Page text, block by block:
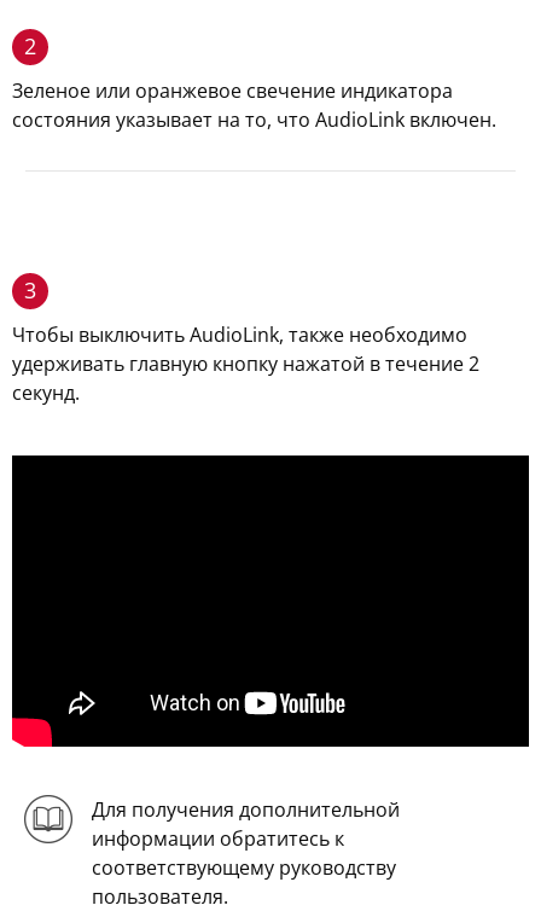
2
Зеленое или оранжевое свечение индикатора
состояния указывает на то, что AudioLink включен.
3
Чтобы выключить AudioLink, также необходимо
удерживать главную кнопку нажатой в течение 2
секунд.
Для получения дополнительной
информации обратитесь к
соответствующему руководству
пользователя.